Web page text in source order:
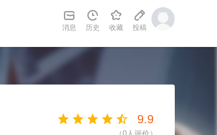
消息 历史 收藏 投稿
9.9